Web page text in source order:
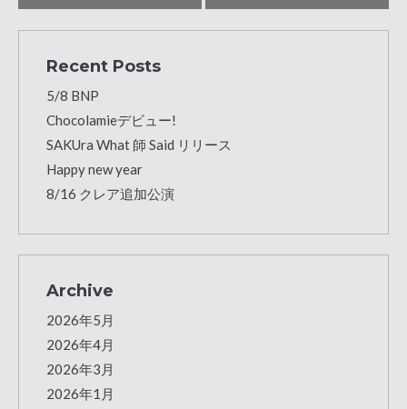
Recent Posts
5/8 BNP
Chocolamieデビュー!
SAKUra What 師 Said リリース
Happy new year
8/16 クレア追加公演
Archive
2026年5月
2026年4月
2026年3月
2026年1月